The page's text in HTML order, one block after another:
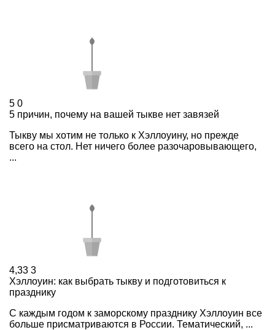
5 0
5 причин, почему на вашей тыкве нет завязей
Тыкву мы хотим не только к Хэллоуину, но прежде
всего на стол. Нет ничего более разочаровывающего,
...
4,33 3
Хэллоуин: как выбрать тыкву и подготовиться к
празднику
С каждым годом к заморскому празднику Хэллоуин все
больше присматриваются в России. Тематический, ...